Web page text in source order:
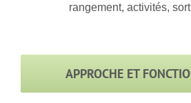
rangement, activités,
APPROCHE ET